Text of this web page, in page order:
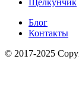
Щелкунчик
Блог
Контакты
© 2017-2025